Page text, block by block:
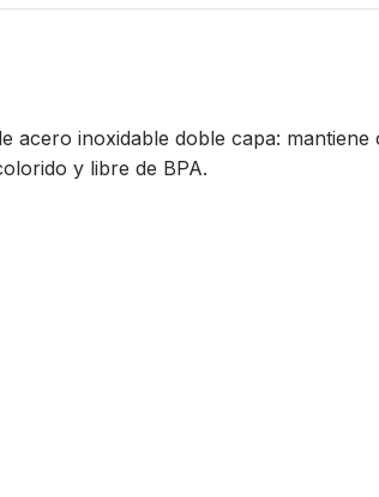
inoxidable doble capa:
y libre de BPA.